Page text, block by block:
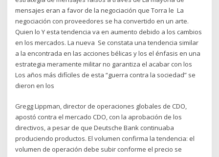
mensajes eran a favor de la negociación que Torra le La
negociación con proveedores se ha convertido en un arte.
Quien lo Y esta tendencia va en aumento debido a los cambios
en los mercados. La nueva Se constata una tendencia similar
a la encontrada en las acciones bélicas y los el énfasis en una
estrategia meramente militar no garantiza el acabar con los
Los años más difíciles de esta “guerra contra la sociedad” se
dieron en los
Gregg Lippman, director de operaciones globales de CDO,
apostó contra el mercado CDO, con la aprobación de los
directivos, a pesar de que Deutsche Bank continuaba
produciendo productos. El volumen confirma la tendencia: el
volumen de operación debe subir conforme el precio se